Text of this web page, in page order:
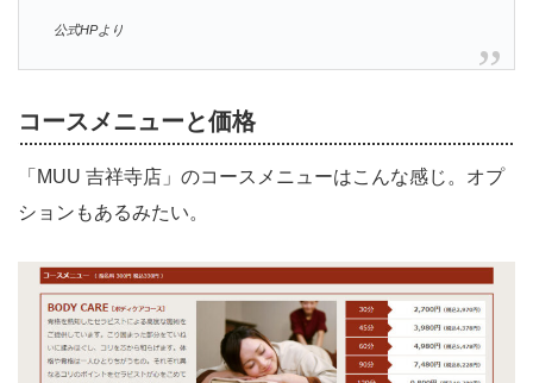
公式HPより
コースメニューと価格
「MUU 吉祥寺店」のコースメニューはこんな感じ。オプ
ションもあるみたい。